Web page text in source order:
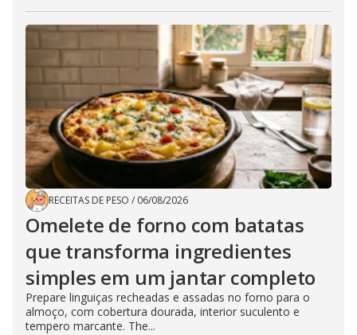
RECEITAS DE PESO / 06/08/2026
Omelete de forno com batatas
que transforma ingredientes
simples em um jantar completo
Prepare linguiças recheadas e assadas no forno para o
almoço, com cobertura dourada, interior suculento e
tempero marcante. The...